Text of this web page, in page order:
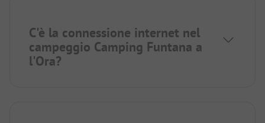
C'è la connessione internet nel
campeggio Camping Funtana a
l'Ora?